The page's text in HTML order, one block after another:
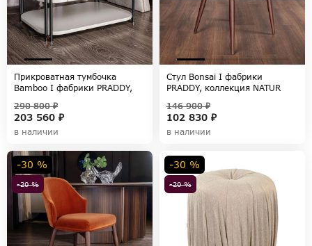
Прикроватная тумбочка
Bamboo I фабрики PRADDY,
203 560 ₽
290 800 ₽
в наличии
Стул Bonsai I фабрики
PRADDY, коллекция NATUR
102 830 ₽
146 900 ₽
в наличии
-20 %
-30 %
-20 %
-30 %